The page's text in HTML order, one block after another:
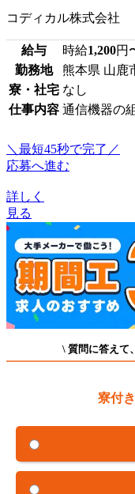
コディカル株式会社
給与 時給1,200円
勤務地
熊本県 山鹿
寮・社宅 なし
仕事内容 通信機器の
＼最短45秒で完了／
応募へ進む
詳しく
見る
\ 質問に答えて、
寮付